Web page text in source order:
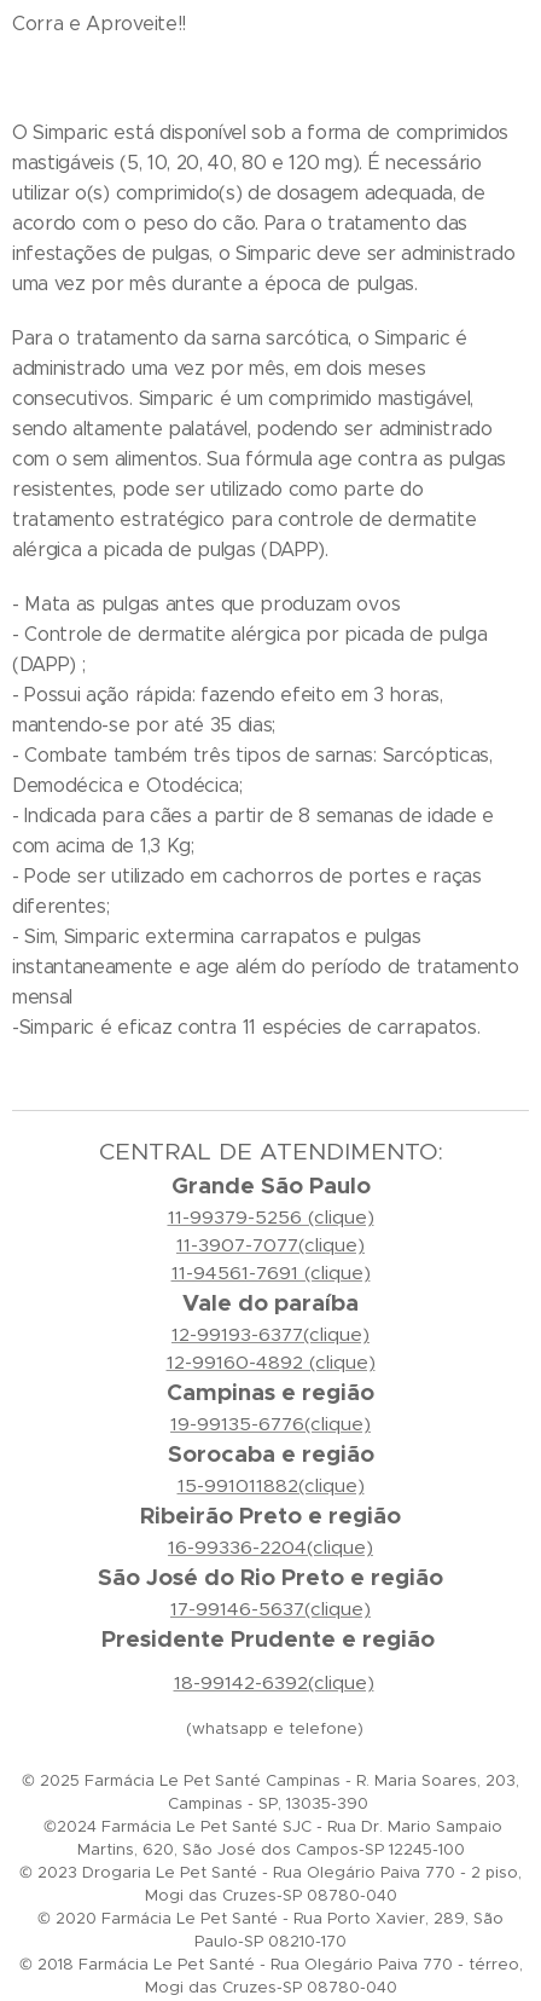
Corra e Aproveite!!
O Simparic está disponível sob a forma de comprimidos
mastigáveis (5, 10, 20, 40, 80 e 120 mg). É necessário
utilizar o(s) comprimido(s) de dosagem adequada, de
acordo com o peso do cão. Para o tratamento das
infestações de pulgas, o Simparic deve ser administrado
uma vez por mês durante a época de pulgas.
Para o tratamento da sarna sarcótica, o Simparic é
administrado uma vez por mês, em dois meses
consecutivos. Simparic é um comprimido mastigável,
sendo altamente palatável, podendo ser administrado
com o sem alimentos. Sua fórmula age contra as pulgas
resistentes, pode ser utilizado como parte do
tratamento estratégico para controle de dermatite
alérgica a picada de pulgas (DAPP).
- Mata as pulgas antes que produzam ovos
- Controle de dermatite alérgica por picada de pulga
(DAPP) ;
- Possui ação rápida: fazendo efeito em 3 horas,
mantendo-se por até 35 dias;
- Combate também três tipos de sarnas: Sarcópticas,
Demodécica e Otodécica;
- Indicada para cães a partir de 8 semanas de idade e
com acima de 1,3 Kg;
- Pode ser utilizado em cachorros de portes e raças
diferentes;
- Sim, Simparic extermina carrapatos e pulgas
instantaneamente e age além do período de tratamento
mensal
-Simparic é eficaz contra 11 espécies de carrapatos.
CENTRAL DE ATENDIMENTO:
Grande São Paulo
11-99379-5256 (clique)
11-3907-7077(clique)
11-94561-7691 (clique)
Vale do paraíba
12-99193-6377(clique)
12-99160-4892 (clique)
Campinas e região
19-99135-6776(clique)
Sorocaba e região
15-991011882(clique)
Ribeirão Preto e região
16-99336-2204(clique)
São José do Rio Preto e região
17-99146-5637(clique)
Presidente Prudente e região
18-99142-6392(clique)
(whatsapp e telefone)
© 2025 Farmácia Le Pet Santé Campinas - R. Maria Soares, 203,
Campinas - SP, 13035-390
©2024 Farmácia Le Pet Santé SJC - Rua Dr. Mario Sampaio
Martins, 620, São José dos Campos-SP 12245-100
© 2023 Drogaria Le Pet Santé - Rua Olegário Paiva 770 - 2 piso,
Mogi das Cruzes-SP 08780-040
© 2020 Farmácia Le Pet Santé - Rua Porto Xavier, 289, São
Paulo-SP 08210-170
© 2018 Farmácia Le Pet Santé - Rua Olegário Paiva 770 - térreo,
Mogi das Cruzes-SP 08780-040